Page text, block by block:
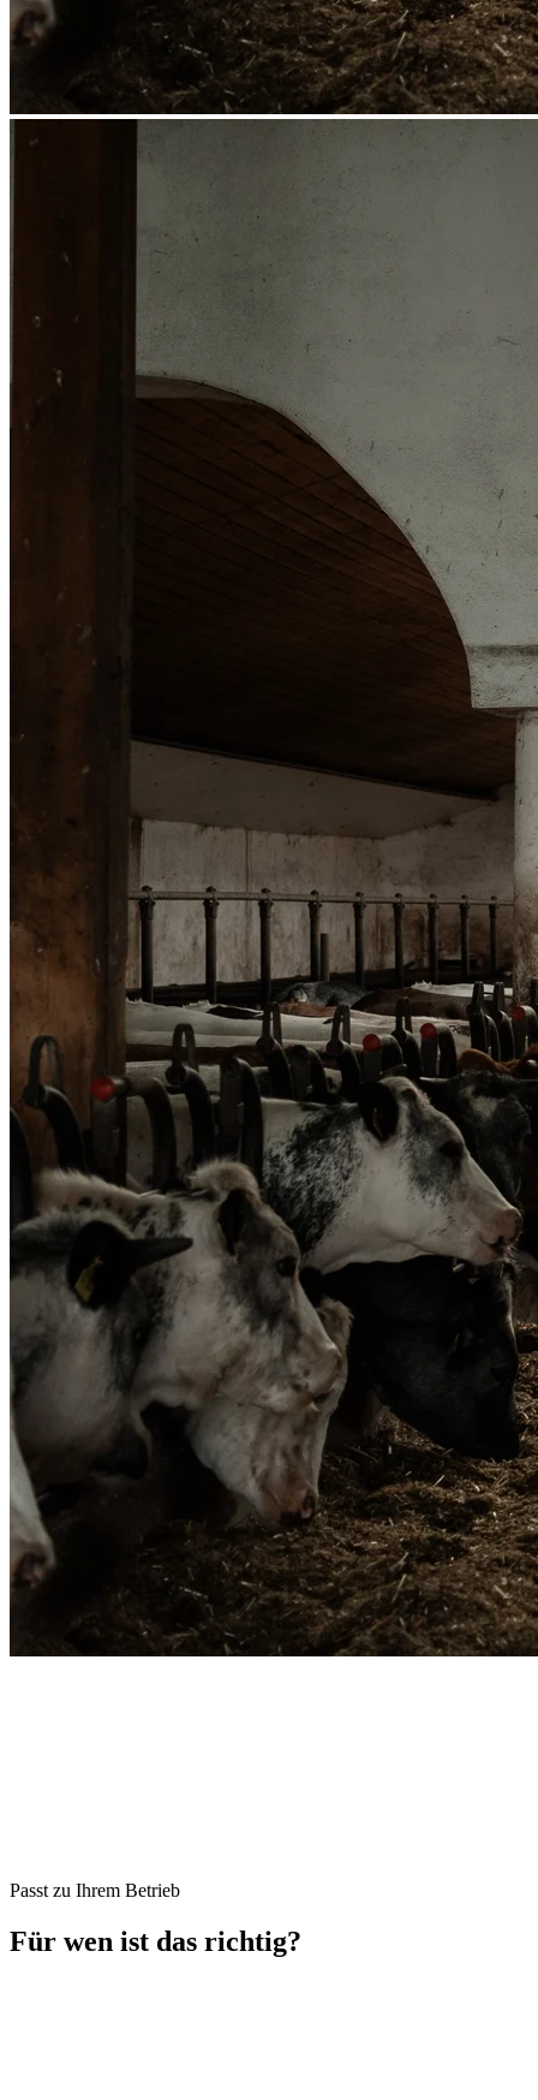
Passt zu Ihrem Betrieb
Für wen ist das richtig?